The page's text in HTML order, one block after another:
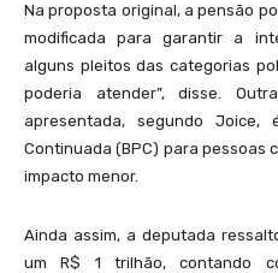
Na proposta original, a pensão
modificada para garantir a
alguns pleitos das categorias
poderia atender”, disse.
apresentada, segundo
Continuada (BPC) para pessoas
impacto menor.
Ainda assim, a deputada
um R$ 1 trilhão, contando